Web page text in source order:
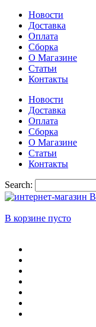
Новости
Доставка
Оплата
Сборка
О Магазине
Статьи
Контакты
Новости
Доставка
Оплата
Сборка
О Магазине
Статьи
Контакты
Search:
В корзине пусто